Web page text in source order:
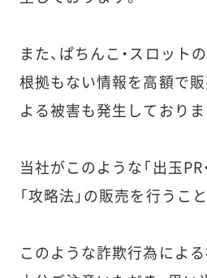
また、ぱちんこ・スロット
根拠もない情報を高額で
よる被害も発生しておりま
当社がこのような「出玉PR
「攻略法」の販売を行うこ
このような詐欺行為によ